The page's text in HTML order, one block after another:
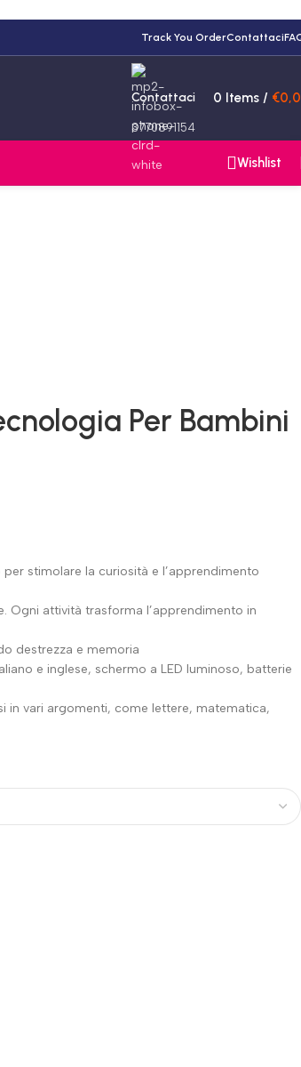
Track You OrderContattaci
Contattaci
3770891154
0 Items / €
Wishlist
Per Bambini
stimolare la curiosità e l’apprendimento
Ogni attività trasforma l’apprendimento in
destrezza e memoria
e inglese, schermo a LED luminoso, batterie
in vari argomenti, come lettere, matematica,